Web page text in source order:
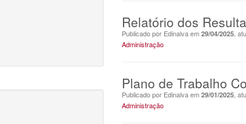
Relatório dos
Publicado por Edinalva em 29/04/2025 ,
Administração
Plano de Trabalho
Publicado por Edinalva em 29/01/2025 ,
Administração